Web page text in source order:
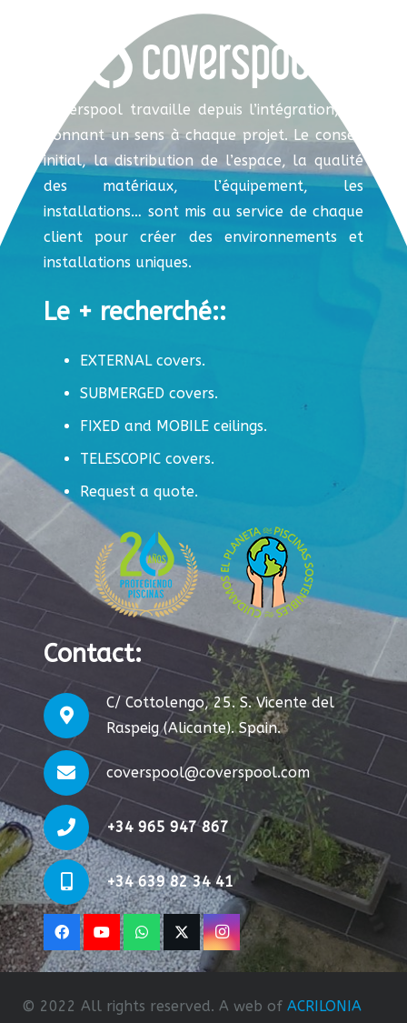
Coverspool travaille depuis l’intégration, en
donnant un sens à chaque projet. Le conseil
initial, la distribution de l’espace, la qualité
des matériaux, l’équipement, les
installations… sont mis au service de chaque
client pour créer des environnements et
installations uniques.
Le + recherché::
EXTERNAL covers.
SUBMERGED covers.
FIXED and MOBILE ceilings.
TELESCOPIC covers.
Request a quote.
Contact:
C/ Cottolengo, 25. S. Vicente del
Raspeig (Alicante). Spain.
coverspool@coverspool.com
+34 965 947 867
+34 639 82 34 41
© 2022 All rights reserved. A web of ACRILONIA